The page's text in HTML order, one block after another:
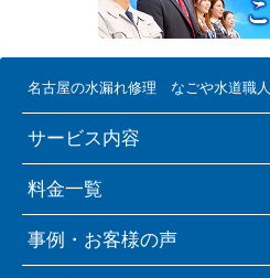
名古屋の水漏れ修理 なごや水道職人
サービス内容
料金一覧
事例・お客様の声